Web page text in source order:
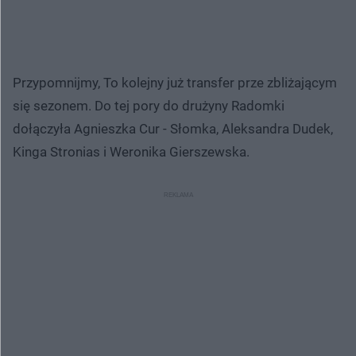
Przypomnijmy, To kolejny już transfer prze zbliżającym
się sezonem. Do tej pory do drużyny Radomki
dołączyła Agnieszka Cur - Słomka, Aleksandra Dudek,
Kinga Stronias i Weronika Gierszewska.